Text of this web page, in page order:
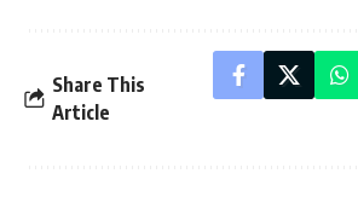
Share This
Article